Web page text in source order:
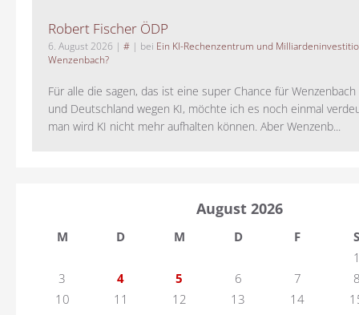
Robert Fischer ÖDP
6. August 2026 | # | bei Ein KI-Rechenzentrum und
Wenzenbach?
Für alle die sagen, das ist eine super Chance für
und Deutschland wegen KI, möchte ich es noch einmal
man wird KI nicht mehr aufhalten können. Aber Wenzenb...
August 2026
M D M D F
S
3
4 5 6 7
10
11 12 13 14